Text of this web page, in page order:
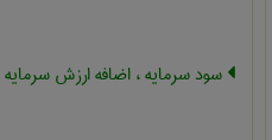
سود سرمایه ، اضافه ارزش سرمایه